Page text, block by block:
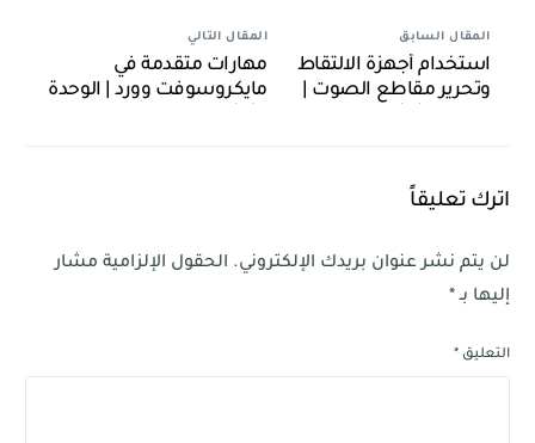
المقال السابق
استخدام أجهزة الالتقاط
وتحرير مقاطع الصوت |
المقال التالي
مهارات متقدمة في
مايكروسوفت وورد | الوحدة
اترك تعليقاً
لن يتم نشر عنوان بريدك الإلكتروني. الحقول الإلزامية مشار
إليها بـ*
التعليق*